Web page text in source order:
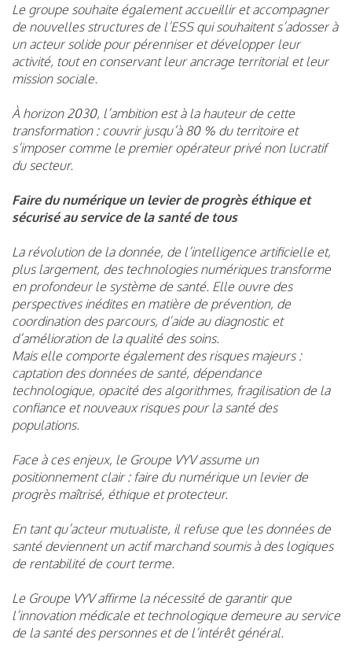
Le groupe souhaite également accueillir et accompagner
de nouvelles structures de l’ESS qui souhaitent s’adosser à
un acteur solide pour pérenniser et développer leur
activité, tout en conservant leur ancrage territorial et leur
mission sociale.
À horizon 2030, l’ambition est à la hauteur de cette
transformation : couvrir jusqu’à 80 % du territoire et
s’imposer comme le premier opérateur privé non lucratif
du secteur.
Faire du numérique un levier de progrès éthique et
sécurisé au service de la santé de tous
La révolution de la donnée, de l’intelligence artificielle et,
plus largement, des technologies numériques transforme
en profondeur le système de santé. Elle ouvre des
perspectives inédites en matière de prévention, de
coordination des parcours, d’aide au diagnostic et
d’amélioration de la qualité des soins.
Mais elle comporte également des risques majeurs :
captation des données de santé, dépendance
technologique, opacité des algorithmes, fragilisation de la
confiance et nouveaux risques pour la santé des
populations.
Face à ces enjeux, le Groupe VYV assume un
positionnement clair : faire du numérique un levier de
progrès maîtrisé, éthique et protecteur.
En tant qu’acteur mutualiste, il refuse que les données de
santé deviennent un actif marchand soumis à des logiques
de rentabilité de court terme.
Le Groupe VYV affirme la nécessité de garantir que
l’innovation médicale et technologique demeure au service
de la santé des personnes et de l’intérêt général.